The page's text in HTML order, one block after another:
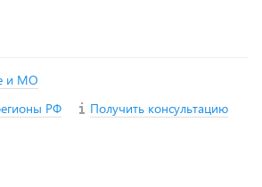
и МО
РФ
Получить консультацию